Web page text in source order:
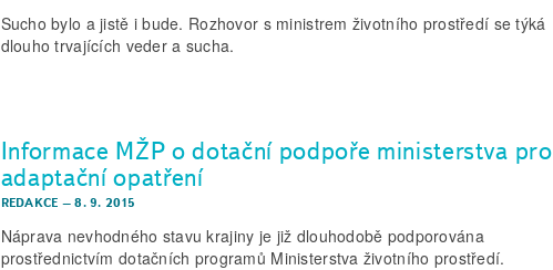
Sucho bylo a jistě i bude. Rozhovor s ministrem životního prostředí se týká
dlouho trvajících veder a sucha.
Informace MŽP o dotační podpoře ministerstva pro
adaptační opatření
REDAKCE –8. 9. 2015
Náprava nevhodného stavu krajiny je již dlouhodobě podporována
prostřednictvím dotačních programů Ministerstva životního prostředí.